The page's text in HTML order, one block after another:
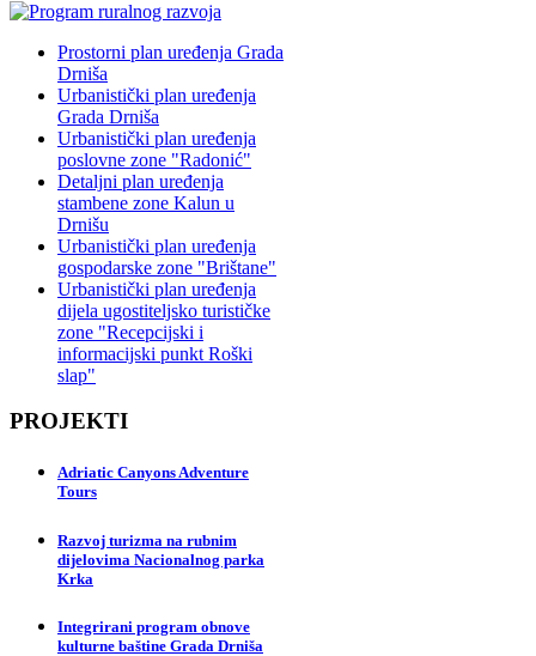
Prostorni plan uređenja Grada
Drniša
Urbanistički plan uređenja
Grada Drniša
Urbanistički plan uređenja
poslovne zone "Radonić"
Detaljni plan uređenja
stambene zone Kalun u
Drnišu
Urbanistički plan uređenja
gospodarske zone "Brištane"
Urbanistički plan uređenja
dijela ugostiteljsko turističke
zone "Recepcijski i
informacijski punkt Roški
slap"
PROJEKTI
Adriatic Canyons Adventure
Tours
Razvoj turizma na rubnim
dijelovima Nacionalnog parka
Krka
Integrirani program obnove
kulturne baštine Grada Drniša